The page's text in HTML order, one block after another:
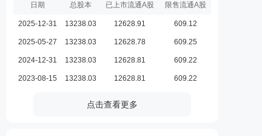
日期 总股本 已上市流通A股 限售流通A股
2025-12-31 13238.03 12628.91 609.12
2025-05-27 13238.03 12628.78 609.25
2024-12-31 13238.03 12628.81 609.22
2023-08-15 13238.03 12628.81 609.22
点击查看更多